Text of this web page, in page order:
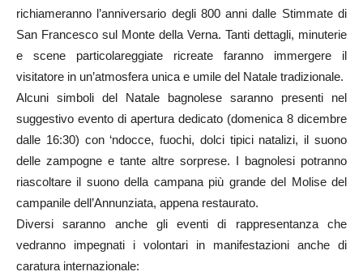
richiameranno l’anniversario degli 800 anni dalle Stimmate di
San Francesco sul Monte della Verna. Tanti dettagli, minuterie
e scene particolareggiate ricreate faranno immergere il
visitatore in un’atmosfera unica e umile del Natale tradizionale.
Alcuni simboli del Natale bagnolese saranno presenti nel
suggestivo evento di apertura dedicato (domenica 8 dicembre
dalle 16:30) con ‘ndocce, fuochi, dolci tipici natalizi, il suono
delle zampogne e tante altre sorprese. I bagnolesi potranno
riascoltare il suono della campana più grande del Molise del
campanile dell’Annunziata, appena restaurato.
Diversi saranno anche gli eventi di rappresentanza che
vedranno impegnati i volontari in manifestazioni anche di
caratura internazionale: